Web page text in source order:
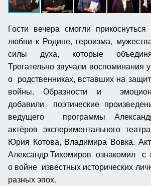
Гости вечера смогли
любви к Родине, героизма,
силы духа, которые
Трогательно звучали воспоминания
о родственниках, вставших на
войны. Образности и
добавили поэтические
ведущего программы
актёров экспериментального
Юрия Котова, Владимира Вовка.
Александр Тихомиров ознакомил с
о войне известных исторических
разных эпох.